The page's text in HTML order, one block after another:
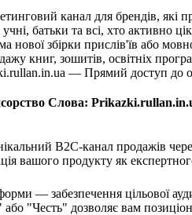
канал для брендів, які
батьки та всі, хто активно
нової збірки прислів'їв або
книг, зошитів, освітніх
Слова:
B2C-канал продажів
вашого продукту як
— забезпечення цільової
"Честь" дозволяє вам